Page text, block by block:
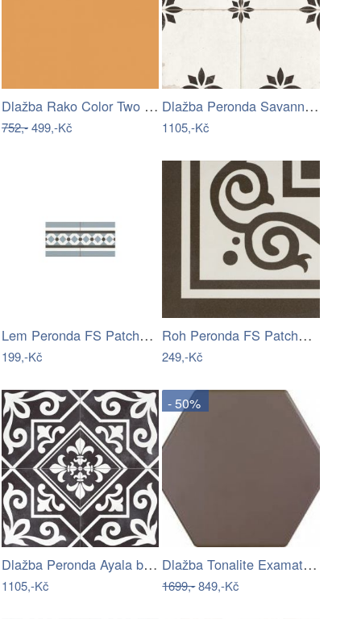
Dlažba Rako Color Two světle oranžová…
752,-499,-Kč
Dlažba Peronda Savannah black 45x45 cm…
1105,-Kč
Lem Peronda FS Patchworks Henley ice 22…
199,-Kč
Roh Peronda FS Patchworks Berkeley…
249,-Kč
Dlažba Peronda Ayala black reverse…
1105,-Kč
- 50%
Dlažba Tonalite Examatt tabacco 15x17…
1699,-849,-Kč